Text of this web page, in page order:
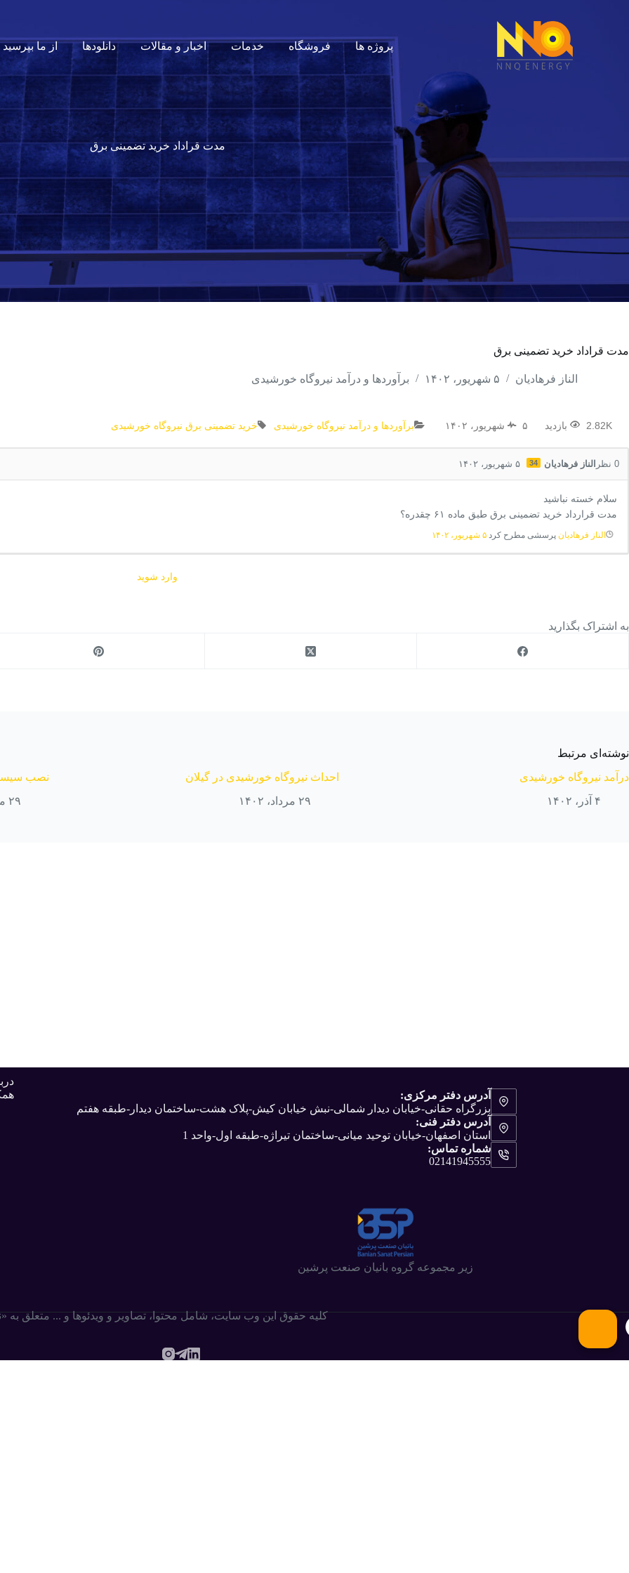
پروژه ها فروشگاه خدمات اخبار و مقالات دانلودها از ما بپرسید
مدت قراداد خرید تضمینی برق
مدت قراداد خرید تضمینی برق
الناز فرهادیان ۵ شهریور، ۱۴۰۲ برآوردها و درآمد نیروگاه خورشیدی
2.82K بازدید ۵ شهریور، ۱۴۰۲ برآوردها و درآمد نیروگاه خورشیدی خرید تضمینی برق نیروگاه خورشیدی
الناز فرهادیان 34 ۵ شهریور، ۱۴۰۲ 0 نظر
سلام خسته نباشید
مدت قرارداد خرید تضمینی برق طبق ماده ۶۱ چقدره؟
الناز فرهادیان پرسشی مطرح کرد ۵ شهریور، ۱۴۰۲
وارد شوید
به اشتراک بگذارید
نوشته‌ای مرتبط
درآمد نیروگاه خورشیدی
۴ آذر، ۱۴۰۲
احداث نیروگاه خورشیدی در گیلان
۲۹ مرداد، ۱۴۰۲
نصب
۲۹ مرداد، ۱۴۰۲
آدرس دفتر مرکزی:
بزرگراه حقانی-خیابان دیدار شمالی-نبش خیابان کیش-پلاک هشت-ساختمان دیدار-طبقه هفتم
آدرس دفتر فنی:
استان اصفهان-خیابان توحید میانی-ساختمان تیراژه-طبقه اول-واحد 1
شماره تماس:
02141945555
زیر مجموعه گروه بانیان صنعت پرشین
کلیه حقوق این وب سایت،‌ شامل محتوا، تصاویر و ویدئوها و ... متعلق به